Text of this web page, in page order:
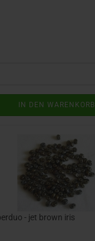
IN DEN WARENKORB
- jet brown iris